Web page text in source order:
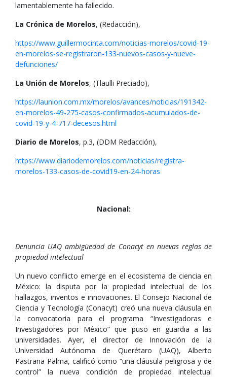
lamentablemente ha fallecido.
La Crónica de Morelos, (Redacción),
https://www.guillermocinta.com/noticias-morelos/covid-19-
en-morelos-se-registraron-133-nuevos-casos-y-nueve-
defunciones/
La Unión de Morelos, (Tlaulli Preciado),
https://launion.com.mx/morelos/avances/noticias/191342-
en-morelos-49-275-casos-confirmados-acumulados-de-
covid-19-y-4-717-decesos.html
Diario de Morelos, p.3, (DDM Redacción),
https://www.diariodemorelos.com/noticias/registra-
morelos-133-casos-de-covid19-en-24-horas
Nacional:
Denuncia UAQ ambigüedad de Conacyt en nuevas reglas de
propiedad intelectual
Un nuevo conflicto emerge en el ecosistema de ciencia en
México: la disputa por la propiedad intelectual de los
hallazgos, inventos e innovaciones. El Consejo Nacional de
Ciencia y Tecnología (Conacyt) creó una nueva cláusula en
la convocatoria para el programa “Investigadoras e
Investigadores por México” que puso en guardia a las
universidades. Ayer, el director de Innovación de la
Universidad Autónoma de Querétaro (UAQ), Alberto
Pastrana Palma, calificó como “una cláusula peligrosa y de
control” la nueva condición de propiedad intelectual